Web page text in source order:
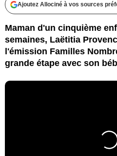
Ajoutez Allociné à vos sources
Maman d'un cinquième
semaines, Laëtitia
l'émission Familles
grande étape avec son